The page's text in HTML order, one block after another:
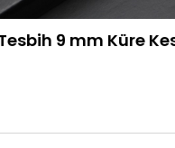
9 mm Küre